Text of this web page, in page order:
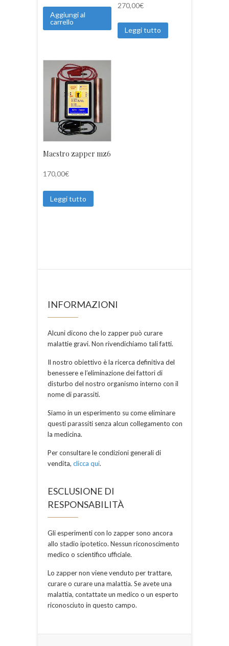
recensi
oni
Aggiungi al
carrello
270,00€
Leggi tutto
Maestro zapper mz6
170,00€
Leggi tutto
INFORMAZIONI
Alcuni dicono che lo zapper può curare
malattie gravi. Non rivendichiamo tali fatti.
Il nostro obiettivo è la ricerca definitiva del
benessere e l’eliminazione dei fattori di
disturbo del nostro organismo interno con il
nome di parassiti.
Siamo in un esperimento su come eliminare
questi parassiti senza alcun collegamento con
la medicina.
Per consultare le condizioni generali di
vendita, clicca qui.
ESCLUSIONE DI
RESPONSABILITÀ
Gli esperimenti con lo zapper sono ancora
allo stadio ipotetico. Nessun riconoscimento
medico o scientifico ufficiale.
Lo zapper non viene venduto per trattare,
curare o curare una malattia. Se avete una
malattia, contattate un medico o un esperto
riconosciuto in questo campo.